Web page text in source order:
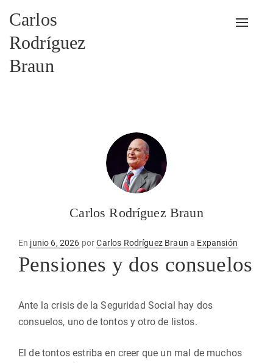
Carlos
Rodríguez
Braun
Carlos Rodríguez Braun
En Publicado
junio 6, 2026 porCarlos Rodríguez Braun a Expansión
Pensiones y dos consuelos
Ante la crisis de la Seguridad Social hay dos
consuelos, uno de tontos y otro de listos.
El de tontos estriba en creer que un mal de muchos